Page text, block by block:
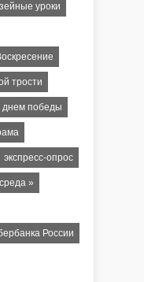
уроки
трости
днем победы
экспресс-опрос
»
России